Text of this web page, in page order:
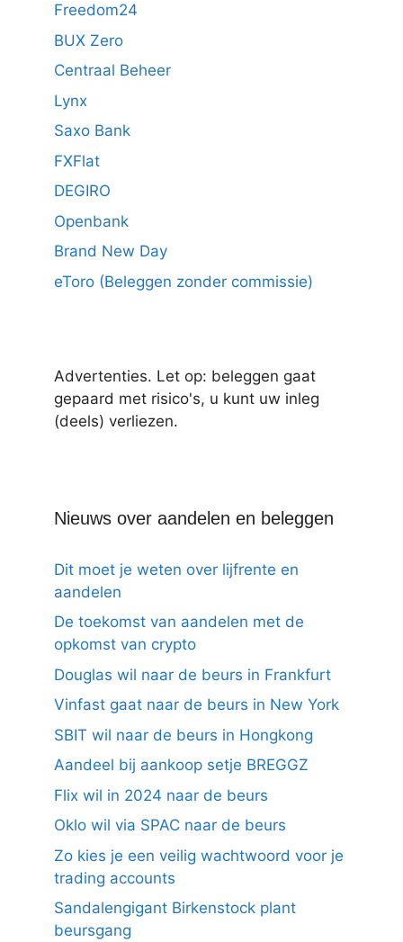
Freedom24
BUX Zero
Centraal Beheer
Lynx
Saxo Bank
FXFlat
DEGIRO
Openbank
Brand New Day
eToro (Beleggen zonder commissie)
Advertenties. Let op: beleggen gaat
gepaard met risico's, u kunt uw inleg
(deels) verliezen.
Nieuws over aandelen en beleggen
Dit moet je weten over lijfrente en
aandelen
De toekomst van aandelen met de
opkomst van crypto
Douglas wil naar de beurs in Frankfurt
Vinfast gaat naar de beurs in New York
SBIT wil naar de beurs in Hongkong
Aandeel bij aankoop setje BREGGZ
Flix wil in 2024 naar de beurs
Oklo wil via SPAC naar de beurs
Zo kies je een veilig wachtwoord voor je
trading accounts
Sandalengigant Birkenstock plant
beursgang